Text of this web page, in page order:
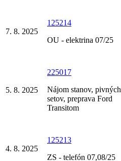
7. 8. 2025
125214
OU - elektrina 07/25
5. 8. 2025
225017
Nájom stanov, pivných
setov, preprava Ford
Transitom
4. 8. 2025
125213
ZS - telefón 07,08/25